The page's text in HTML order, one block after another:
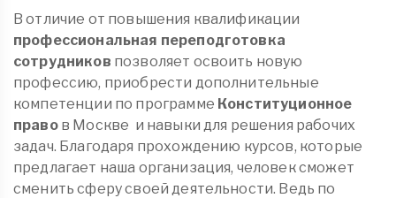
В отличие от повышения квалификации
профессиональная переподготовка
сотрудников позволяет освоить новую
профессию, приобрести дополнительные
компетенции по программе Конституционное
правов Москве и навыки для решения рабочих
задач. Благодаря прохождению курсов, которые
предлагает наша организация, человек сможет
сменить сферу своей деятельности. Ведь по